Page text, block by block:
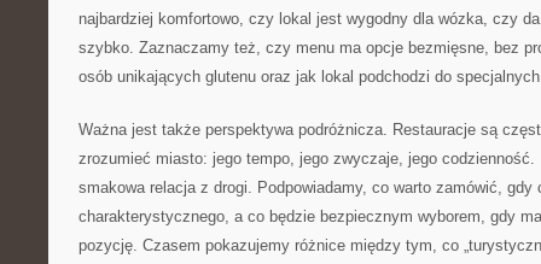
najbardziej komfortowo, czy lokal jest wygodny dla wózka, czy
szybko. Zaznaczamy też, czy menu ma opcje bezmięsne, bez
osób unikających glutenu oraz jak lokal podchodzi do
Ważna jest także perspektywa podróżnicza. Restauracje są
zrozumieć miasto: jego tempo, jego zwyczaje, jego codzienność.
smakowa relacja z drogi. Podpowiadamy, co warto zamówić,
charakterystycznego, a co będzie bezpiecznym wyborem, gdy
pozycję. Czasem pokazujemy różnice między tym, co